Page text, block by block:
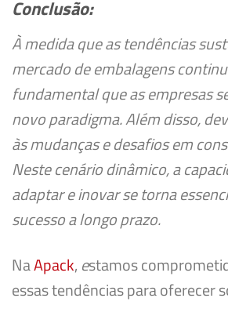
Conclusão:
À medida que as tendências
mercado de embalagens
fundamental que as empresas
novo paradigma. Além disso,
às mudanças e desafios em
Neste cenário dinâmico, a
adaptar e inovar se torna
sucesso a longo prazo.
NaApack, estamos
essas tendências para oferecer